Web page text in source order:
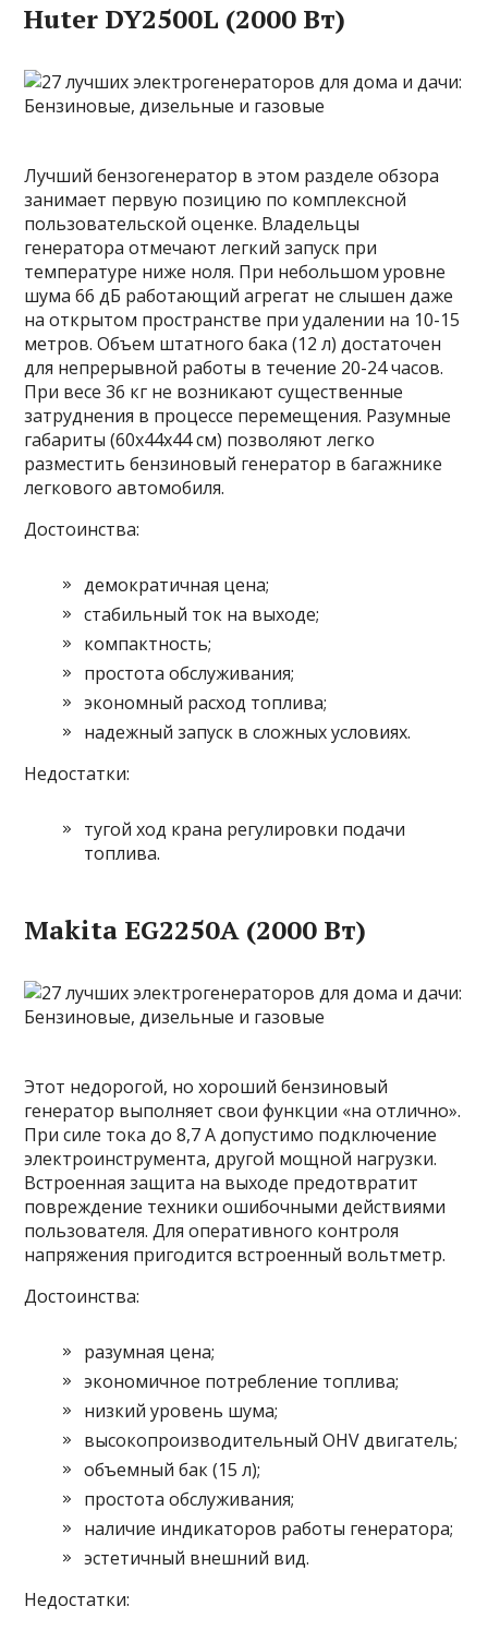
Huter DY2500L (2000 Вт)
Лучший бензогенератор в этом разделе обзора
занимает первую позицию по комплексной
пользовательской оценке. Владельцы
генератора отмечают легкий запуск при
температуре ниже ноля. При небольшом уровне
шума 66 дБ работающий агрегат не слышен даже
на открытом пространстве при удалении на 10-15
метров. Объем штатного бака (12 л) достаточен
для непрерывной работы в течение 20-24 часов.
При весе 36 кг не возникают существенные
затруднения в процессе перемещения. Разумные
габариты (60х44х44 см) позволяют легко
разместить бензиновый генератор в багажнике
легкового автомобиля.
Достоинства:
демократичная цена;
стабильный ток на выходе;
компактность;
простота обслуживания;
экономный расход топлива;
надежный запуск в сложных условиях.
Недостатки:
тугой ход крана регулировки подачи
топлива.
Makita EG2250A (2000 Вт)
Этот недорогой, но хороший бензиновый
генератор выполняет свои функции «на отлично».
При силе тока до 8,7 А допустимо подключение
электроинструмента, другой мощной нагрузки.
Встроенная защита на выходе предотвратит
повреждение техники ошибочными действиями
пользователя. Для оперативного контроля
напряжения пригодится встроенный вольтметр.
Достоинства:
разумная цена;
экономичное потребление топлива;
низкий уровень шума;
высокопроизводительный OHV двигатель;
объемный бак (15 л);
простота обслуживания;
наличие индикаторов работы генератора;
эстетичный внешний вид.
Недостатки: